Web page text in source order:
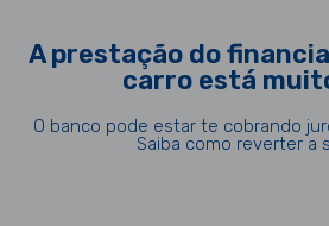
A prestação do
carro está
O banco pode estar te cobrando
Saiba como reverter a